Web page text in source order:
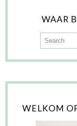
WAAR
WELKOM